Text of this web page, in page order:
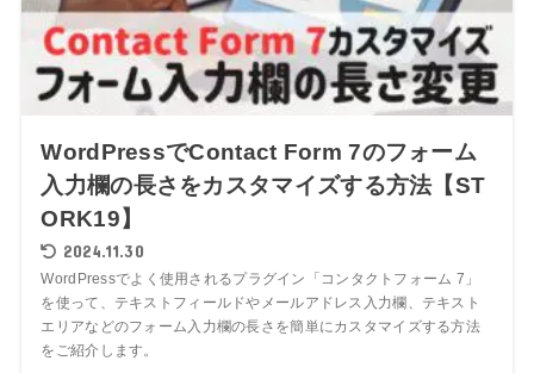
WordPressでContact Form 7のフォーム
入力欄の長さをカスタマイズする方法【ST
ORK19】
2024.11.30
WordPressでよく使用されるプラグイン「コンタクトフォーム 7」
を使って、テキストフィールドやメールアドレス入力欄、テキスト
エリアなどのフォーム入力欄の長さを簡単にカスタマイズする方法
をご紹介します。